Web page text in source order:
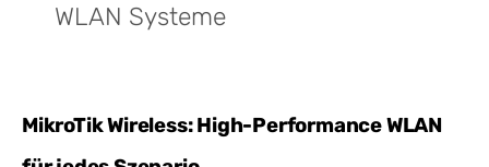
WLAN Systeme
MikroTik Wireless: High-Performance WLAN